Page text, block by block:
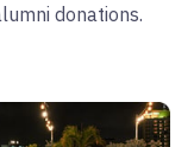
donations.